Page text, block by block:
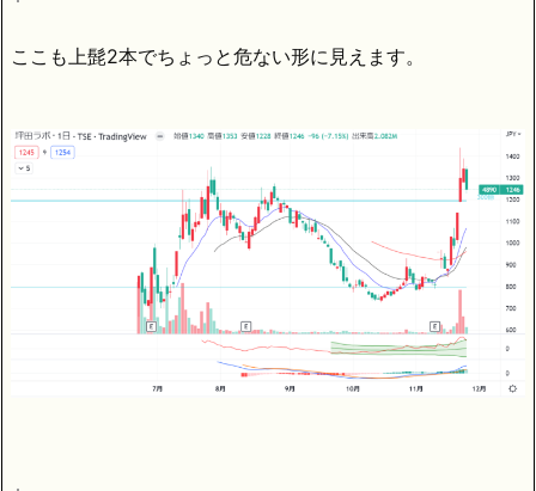
ここも上髭2本でちょっと危ない形に見えます。